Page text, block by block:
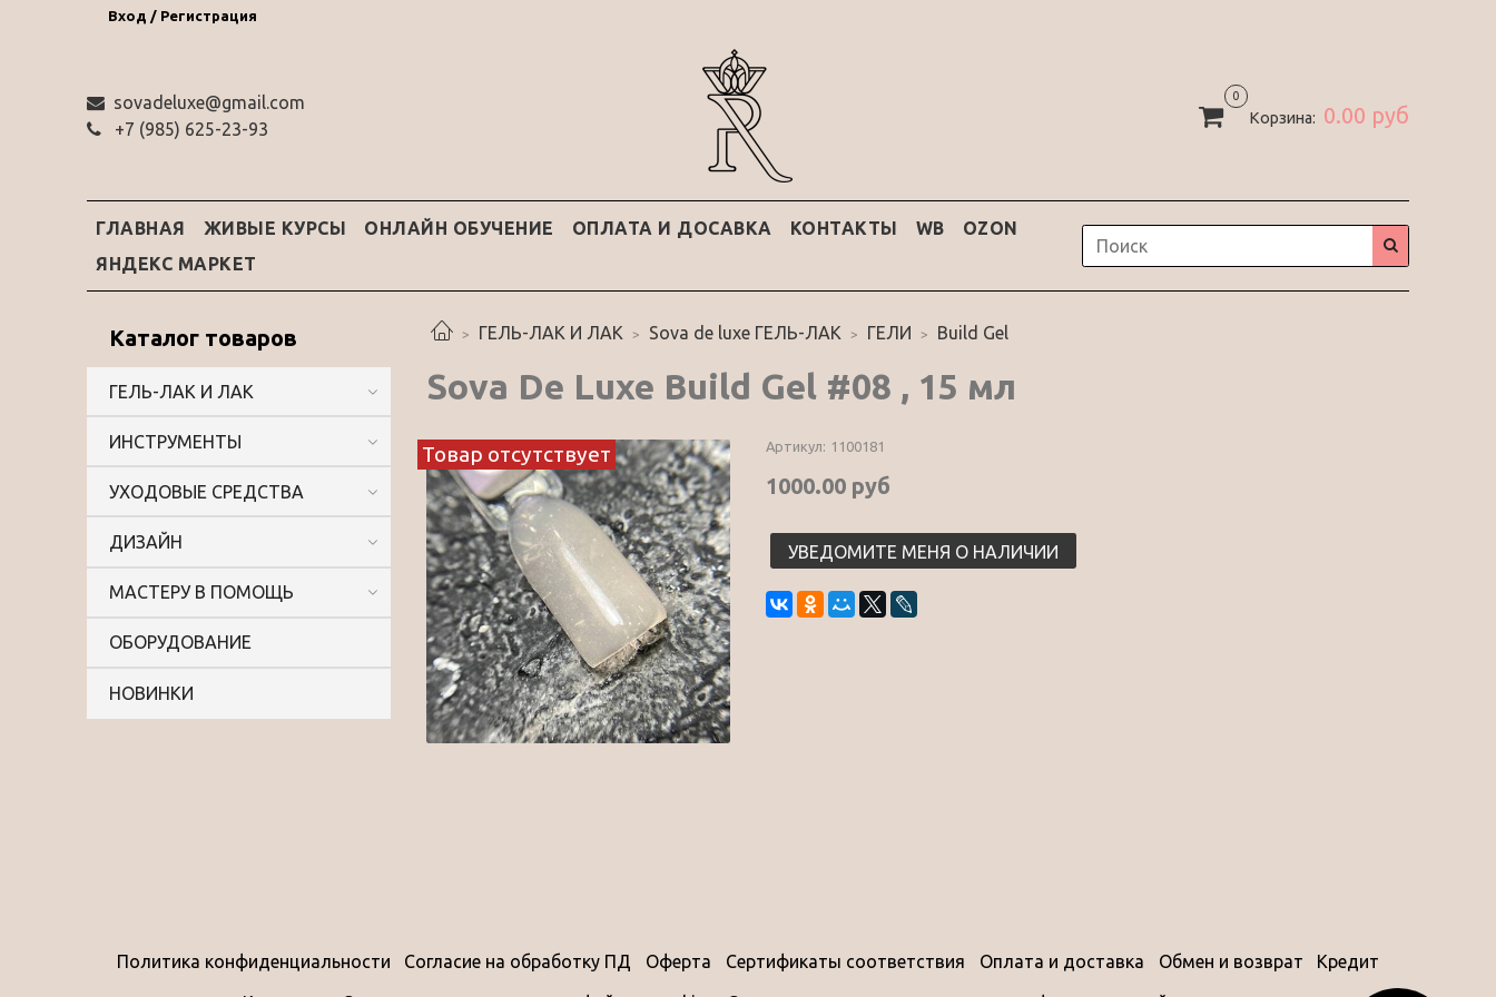
Вход / Регистрация
sovadeluxe@gmail.com
‭+7 (985) 625-23-93‬
0
Корзина: 0.00 руб
ГЛАВНАЯ ЖИВЫЕ КУРСЫ ОНЛАЙН ОБУЧЕНИЕ ОПЛАТА И ДОСАВКА КОНТАКТЫ WB
OZON
ЯНДЕКС МАРКЕТ
ГЕЛЬ-ЛАК И ЛАК Sova de luxe ГЕЛЬ-ЛАК ГЕЛИ Build Gel
Sova De Luxe Build Gel #08 , 15 мл
Товар отсутствует Артикул: 1100181
1000.00 руб
УВЕДОМИТЕ МЕНЯ О НАЛИЧИИ
Каталог товаров
ГЕЛЬ-ЛАК И ЛАК
ИНСТРУМЕНТЫ
УХОДОВЫЕ СРЕДСТВА
ДИЗАЙН
МАСТЕРУ В ПОМОЩЬ
ОБОРУДОВАНИЕ
НОВИНКИ
Политика конфиденциальности Согласие на обработку ПД Оферта Сертификаты соответствия Оплата и доставка Обмен и возврат Кредит